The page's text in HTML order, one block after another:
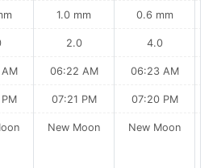
1.0 mm
2.0
06:22 AM
07:21 PM
New Moon
0.6 mm
4.0
06:23 AM
07:20 PM
New Moon